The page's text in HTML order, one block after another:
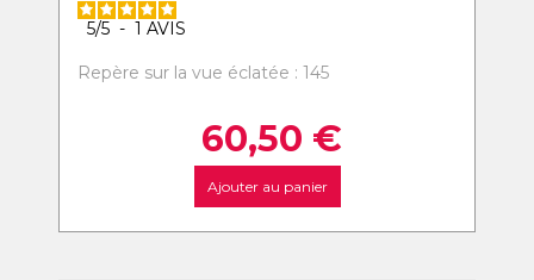
5/5 - 1 AVIS
Repère sur la vue éclatée : 145
60,50 €
Ajouter au panier